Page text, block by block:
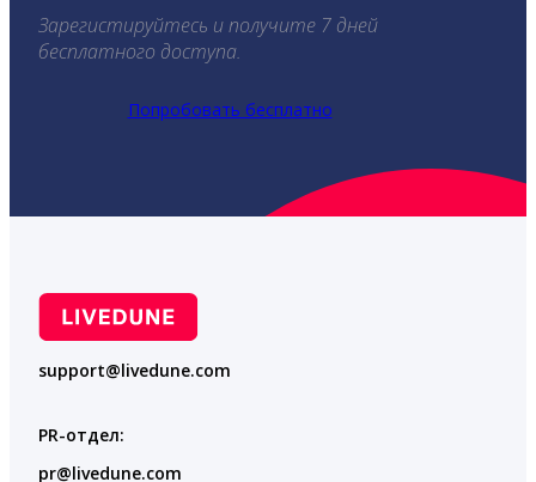
Зарегистируйтесь и получите 7 дней
бесплатного доступа.
Попробовать бесплатно
support@livedune.com
PR-отдел:
pr@livedune.com